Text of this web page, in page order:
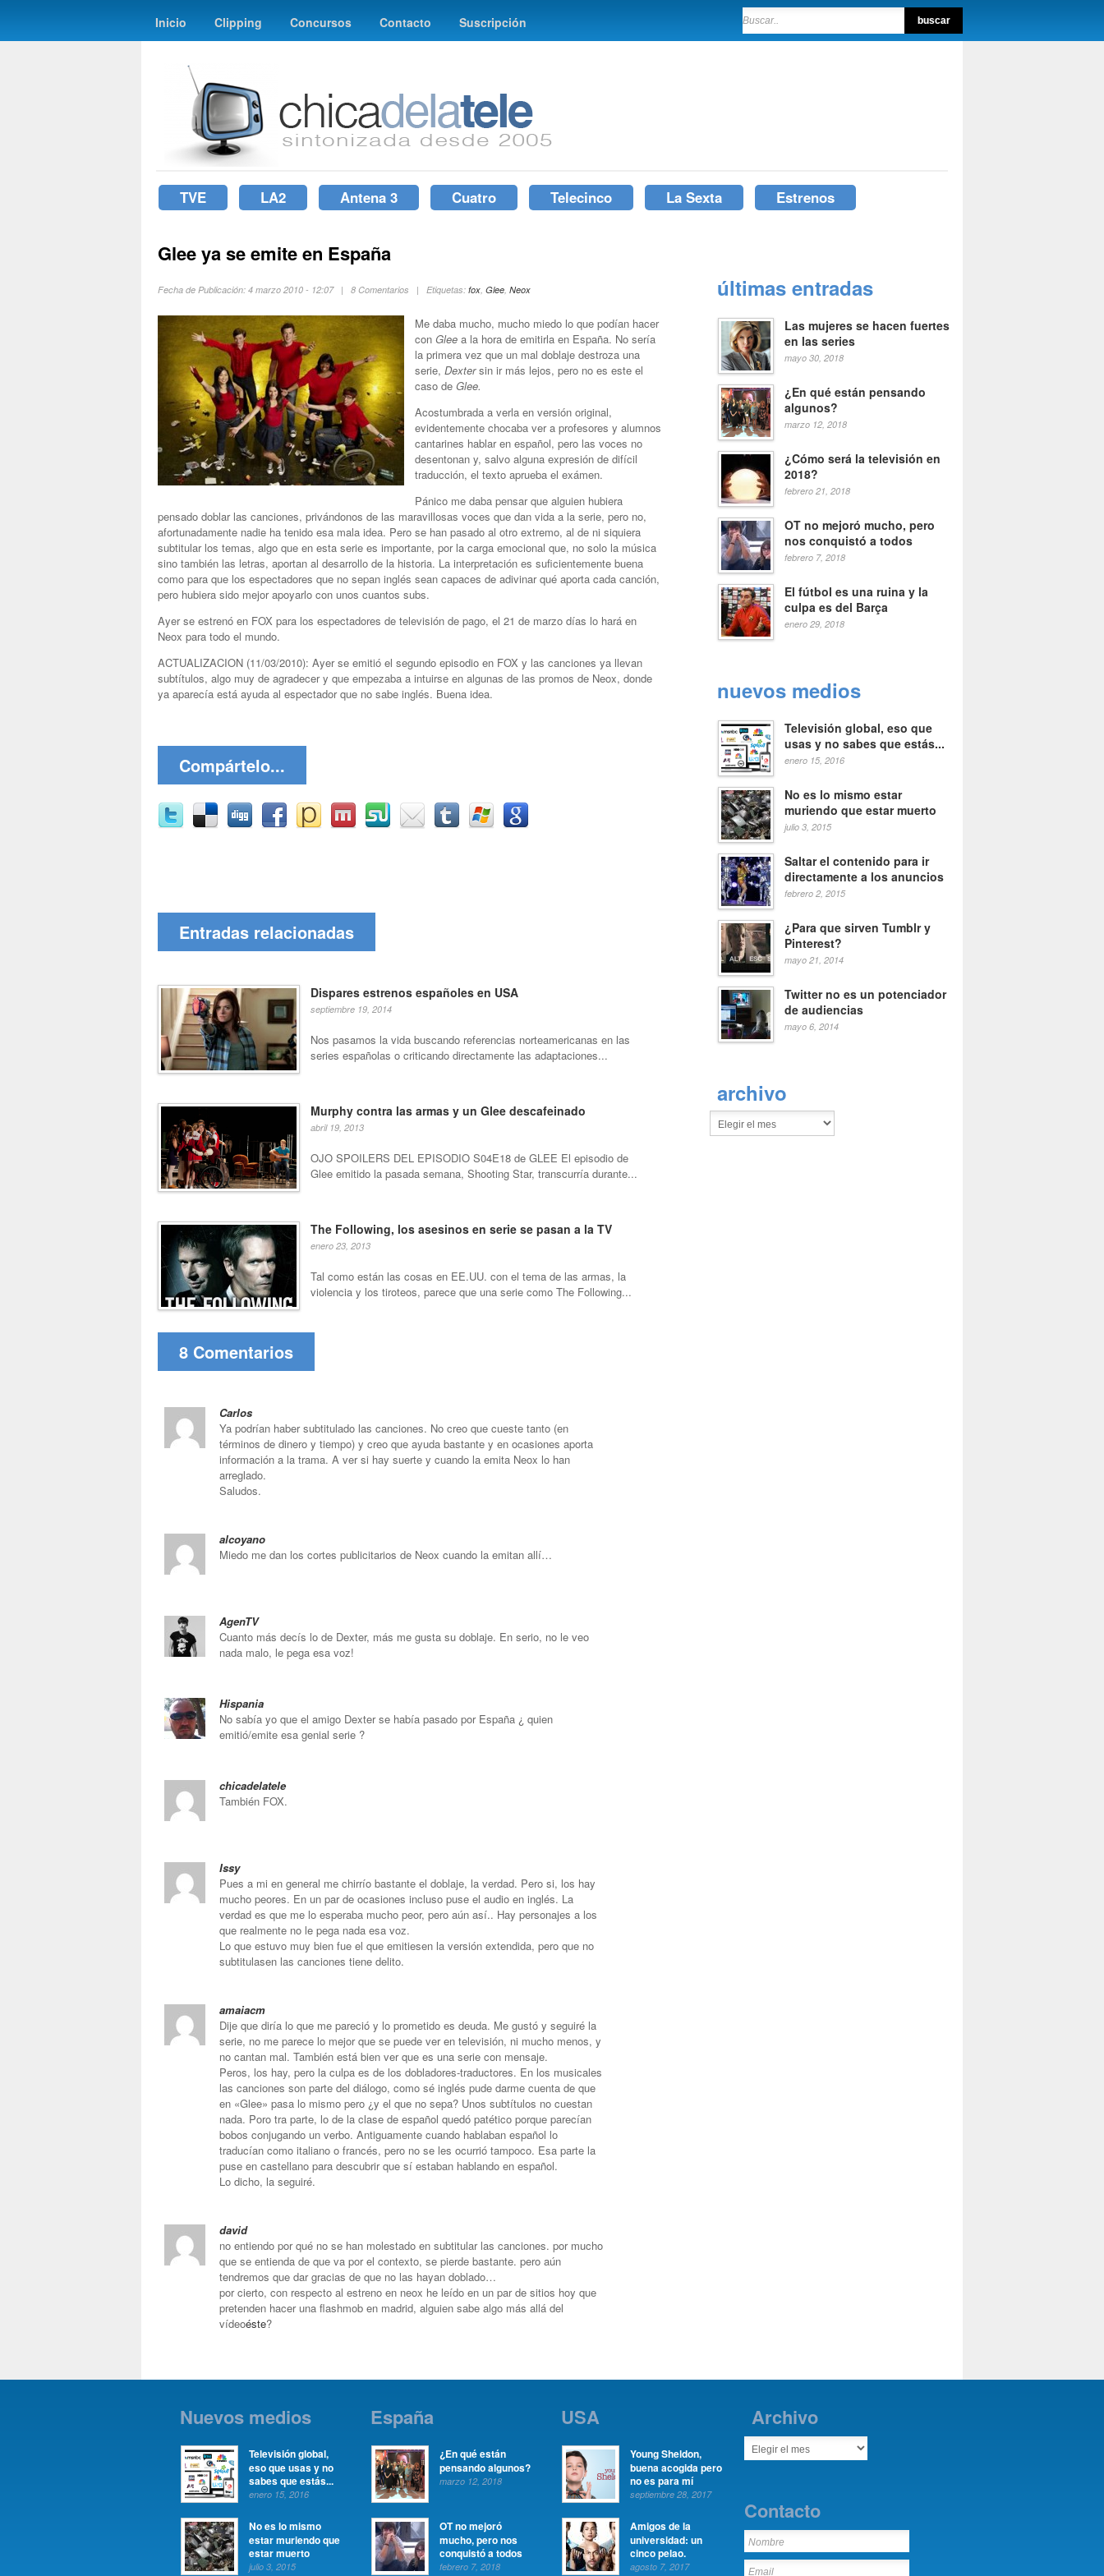
Inicio Clipping Concursos Contacto Suscripción
TVE LA2 Antena 3 Cuatro Telecinco La Sexta Estrenos
Glee ya se emite en España
Fecha de Publicación: 4 marzo 2010 - 12:07 | 8 Comentarios | Etiquetas: fox, Glee, Neox
Me daba mucho, mucho miedo lo que podían hacer
con Glee a la hora de emitirla en España. No sería
la primera vez que un mal doblaje destroza una
serie, Dextersin ir más lejos, pero no es este el
caso de Glee.
Acostumbrada a verla en versión original,
evidentemente chocaba ver a profesores y alumnos
cantarines hablar en español, pero las voces no
desentonan y, salvo alguna expresión de difícil
traducción, el texto aprueba el exámen.
Pánico me daba pensar que alguien hubiera
pensado doblar las canciones, privándonos de las maravillosas voces que dan vida a la serie, pero no,
afortunadamente nadie ha tenido esa mala idea. Pero se han pasado al otro extremo, al de ni siquiera
subtitular los temas, algo que en esta serie es importante, por la carga emocional que, no solo la música
sino también las letras, aportan al desarrollo de la historia. La interpretación es suficientemente buena
como para que los espectadores que no sepan inglés sean capaces de adivinar qué aporta cada canción,
pero hubiera sido mejor apoyarlo con unos cuantos subs.
Ayer se estrenó en FOX para los espectadores de televisión de pago, el 21 de marzo días lo hará en
Neox para todo el mundo.
ACTUALIZACION (11/03/2010): Ayer se emitió el segundo episodio en FOX y las canciones ya llevan
subtítulos, algo muy de agradecer y que empezaba a intuirse en algunas de las promos de Neox, donde
ya aparecía está ayuda al espectador que no sabe inglés. Buena idea.
Compártelo...
Entradas relacionadas
Dispares estrenos españoles en USA
septiembre 19, 2014
Nos pasamos la vida buscando referencias norteamericanas en las
series españolas o criticando directamente las adaptaciones...
Murphy contra las armas y un Glee descafeinado
abril 19, 2013
OJO SPOILERS DEL EPISODIO S04E18 de GLEE El episodio de
Glee emitido la pasada semana, Shooting Star, transcurría durante...
The Following, los asesinos en serie se pasan a la TV
enero 23, 2013
Tal como están las cosas en EE.UU. con el tema de las armas, la
violencia y los tiroteos, parece que una serie como The Following...
8 Comentarios
Carlos
Ya podrían haber subtitulado las canciones. No creo que cueste tanto (en
términos de dinero y tiempo) y creo que ayuda bastante y en ocasiones aporta
información a la trama. A ver si hay suerte y cuando la emita Neox lo han
arreglado.
Saludos.
alcoyano
Miedo me dan los cortes publicitarios de Neox cuando la emitan allí…
AgenTV
Cuanto más decís lo de Dexter, más me gusta su doblaje. En serio, no le veo
nada malo, le pega esa voz!
Hispania
No sabía yo que el amigo Dexter se había pasado por España ¿ quien
emitió/emite esa genial serie ?
chicadelatele
También FOX.
Issy
Pues a mi en general me chirrío bastante el doblaje, la verdad. Pero si, los hay
mucho peores. En un par de ocasiones incluso puse el audio en inglés. La
verdad es que me lo esperaba mucho peor, pero aún así.. Hay personajes a los
que realmente no le pega nada esa voz.
Lo que estuvo muy bien fue el que emitiesen la versión extendida, pero que no
subtitulasen las canciones tiene delito.
amaiacm
Dije que diría lo que me pareció y lo prometido es deuda. Me gustó y seguiré la
serie, no me parece lo mejor que se puede ver en televisión, ni mucho menos, y
no cantan mal. También está bien ver que es una serie con mensaje.
Peros, los hay, pero la culpa es de los dobladores-traductores. En los musicales
las canciones son parte del diálogo, como sé inglés pude darme cuenta de que
en «Glee» pasa lo mismo pero ¿y el que no sepa? Unos subtítulos no cuestan
nada. Poro tra parte, lo de la clase de español quedó patético porque parecían
bobos conjugando un verbo. Antiguamente cuando hablaban español lo
traducían como italiano o francés, pero no se les ocurrió tampoco. Esa parte la
puse en castellano para descubrir que sí estaban hablando en español.
Lo dicho, la seguiré.
david
no entiendo por qué no se han molestado en subtitular las canciones. por mucho
que se entienda de que va por el contexto, se pierde bastante. pero aún
tendremos que dar gracias de que no las hayan doblado…
por cierto, con respecto al estreno en neox he leído en un par de sitios hoy que
pretenden hacer una flashmob en madrid, alguien sabe algo más allá del
vídeoéste?
últimas entradas
Las mujeres se hacen fuertes
en las series
mayo 30, 2018
¿En qué están pensando
algunos?
marzo 12, 2018
¿Cómo será la televisión en
2018?
febrero 21, 2018
OT no mejoró mucho, pero
nos conquistó a todos
febrero 7, 2018
El fútbol es una ruina y la
culpa es del Barça
enero 29, 2018
nuevos medios
Televisión global, eso que
usas y no sabes que estás...
enero 15, 2016
No es lo mismo estar
muriendo que estar muerto
julio 3, 2015
Saltar el contenido para ir
directamente a los anuncios
febrero 2, 2015
¿Para que sirven Tumblr y
Pinterest?
mayo 21, 2014
Twitter no es un potenciador
de audiencias
mayo 6, 2014
archivo
Nuevos medios
Televisión global,
eso que usas y no
sabes que estás...
enero 15, 2016
No es lo mismo
estar muriendo que
estar muerto
julio 3, 2015
España
¿En qué están
pensando algunos?
marzo 12, 2018
OT no mejoró
mucho, pero nos
conquistó a todos
febrero 7, 2018
USA
Young Sheldon,
buena acogida pero
no es para mí
septiembre 28, 2017
Amigos de la
universidad: un
cinco pelao.
agosto 7, 2017
Archivo
Contacto